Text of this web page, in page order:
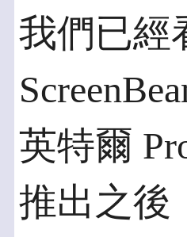
我們已經
英特爾
推出之後